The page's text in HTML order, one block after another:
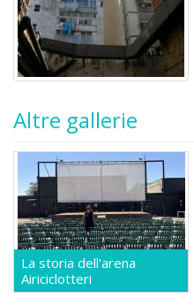
Altre gallerie
La storia dell'arena
Airiciclotteri